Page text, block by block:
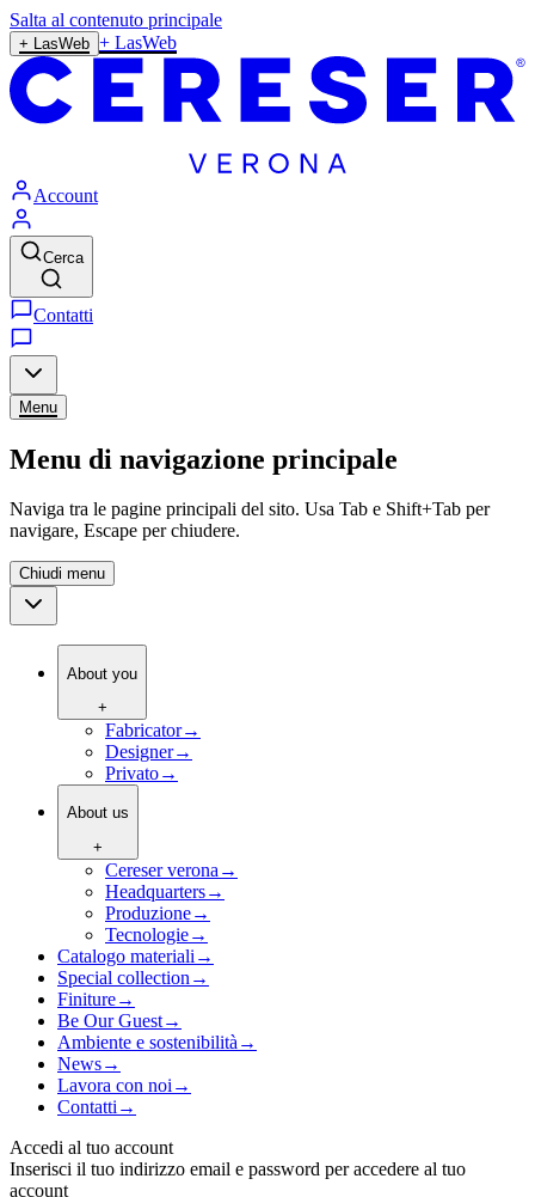
Salta al contenuto principale
+ LasWeb + LasWeb
Account
Cerca
Contatti
Menu
Menu di navigazione principale
Naviga tra le pagine principali del sito. Usa Tab e Shift+Tab per
navigare, Escape per chiudere.
Chiudi menu
About you
+
Fabricator→
Designer→
Privato→
About us
+
Cereser verona →
Headquarters→
Produzione→
Tecnologie→
Catalogo materiali →
Special collection →
Finiture→
Be Our Guest→
Ambiente e sostenibilità →
News→
Lavora con noi →
Contatti →
Accedi al tuo account
Inserisci il tuo indirizzo email e password per accedere al tuo
account